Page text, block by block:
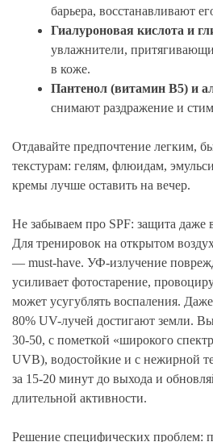
барьера, восстанавливают
Гиалуроновая кислота и
увлажнители,
в коже.
Пантенол (витамин B5) и
снимают раздражение и
Отдавайте предпочтение легким,
текстурам: гелям, флюидам,
кремы лучше оставить на вечер.
Не забываем про SPF: защита даже
Для тренировок на открытом
— must-have. УФ-излучение
усиливает фотостарение,
может усугублять воспаления.
80% UV-лучей достигают земли.
30-50, с пометкой «широкого
UVB), водостойкие и с нежирной
за 15-20 минут до выхода и
длительной активности.
Решение специфических проблем: